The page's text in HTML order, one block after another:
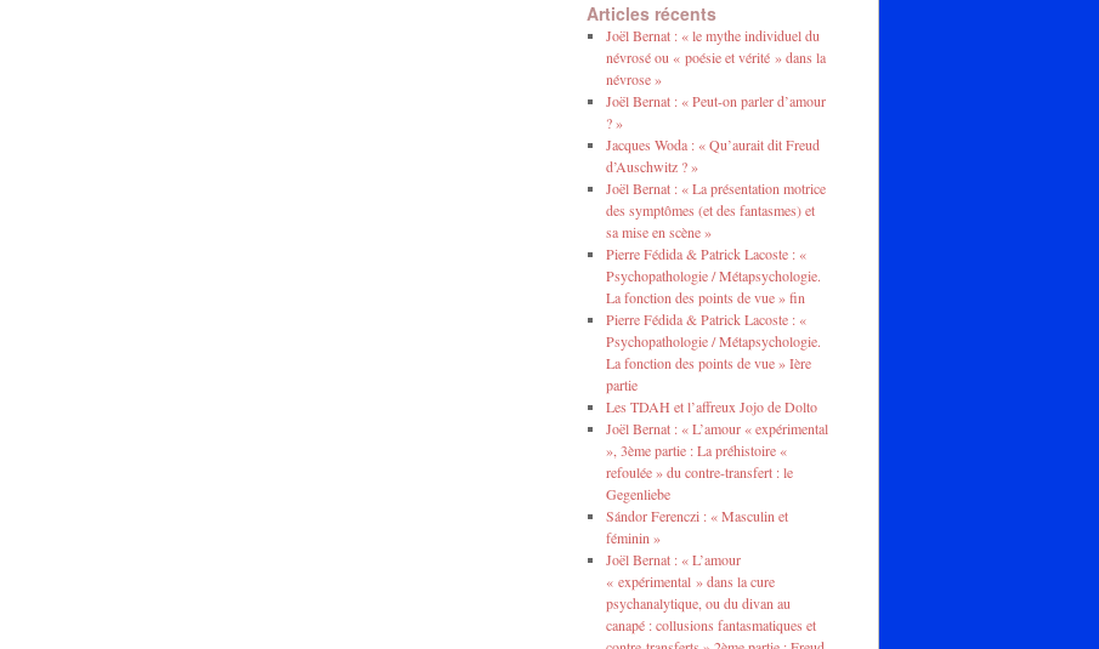
Articles récents
Joël Bernat : « le mythe individuel du
névrosé ou « poésie et vérité » dans la
névrose »
Joël Bernat : « Peut-on parler d’amour
? »
Jacques Woda : « Qu’aurait dit Freud
d’Auschwitz ? »
Joël Bernat : « La présentation motrice
des symptômes (et des fantasmes) et
sa mise en scène »
Pierre Fédida & Patrick Lacoste : «
Psychopathologie / Métapsychologie.
La fonction des points de vue » fin
Pierre Fédida & Patrick Lacoste : «
Psychopathologie / Métapsychologie.
La fonction des points de vue » Ière
partie
Les TDAH et l’affreux Jojo de Dolto
Joël Bernat : « L’amour « expérimental
», 3ème partie : La préhistoire «
refoulée » du contre-transfert : le
Gegenliebe
Sándor Ferenczi : « Masculin et
féminin »
Joël Bernat : « L’amour
« expérimental » dans la cure
psychanalytique, ou du divan au
canapé : collusions fantasmatiques et